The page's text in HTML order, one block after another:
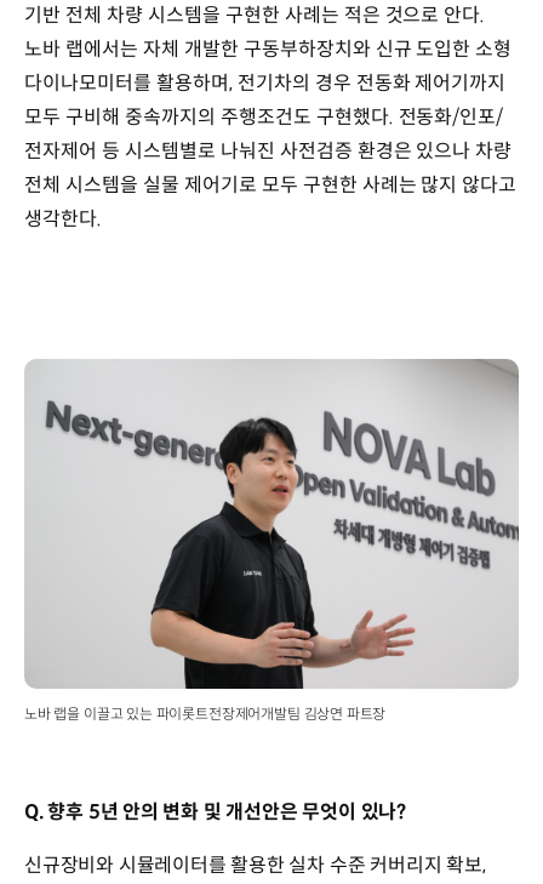
기반 전체 차량 시스템을 구현한 사례는 적은 것으로 안다.
노바 랩에서는 자체 개발한 구동부하장치와 신규 도입한 소형
다이나모미터를 활용하며, 전기차의 경우 전동화 제어기까지
모두 구비해 중속까지의 주행조건도 구현했다. 전동화/인포/
전자제어 등 시스템별로 나눠진 사전검증 환경은 있으나 차량
전체 시스템을 실물 제어기로 모두 구현한 사례는 많지 않다고
생각한다.
노바 랩을 이끌고 있는 파이롯트전장제어개발팀 김상연 파트장
Q. 향후 5년 안의 변화 및 개선안은 무엇이 있나?
신규장비와 시뮬레이터를 활용한 실차 수준 커버리지 확보,